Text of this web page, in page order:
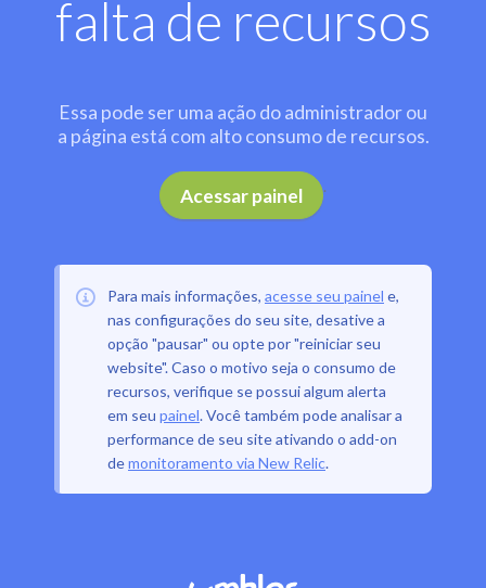
falta de recursos
Essa pode ser uma ação do administrador ou
a página está com alto consumo de recursos.
Acessar painel .
Para mais informações, acesse seu painel e,
nas configurações do seu site, desative a
opção "pausar" ou opte por "reiniciar seu
website". Caso o motivo seja o consumo de
recursos, verifique se possui algum alerta
em seu painel. Você também pode analisar a
performance de seu site ativando o add-on
demonitoramento via New Relic.